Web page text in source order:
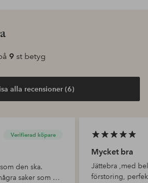
9 st betyg
alla recensioner (6)
Verifierad köpare
den ska.
saker som var
Mycket bra
Jättebra ,med
förstoring,